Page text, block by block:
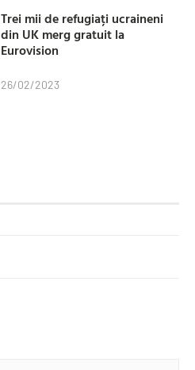
Trei mii de refugiați ucraineni
din UK merg gratuit la
Eurovision
26/02/2023